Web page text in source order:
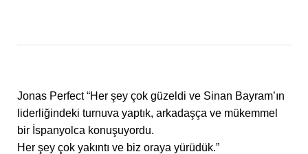
Jonas Perfect “Her şey çok güzeldi ve Sinan Bayram’ın
liderliğindeki turnuva yaptık, arkadaşça ve mükemmel
bir İspanyolca konuşuyordu.
Her şey çok yakıntı ve biz oraya yürüdük.”